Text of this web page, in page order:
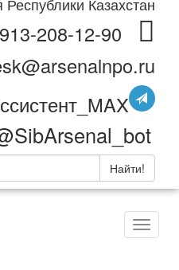
208-12-90
Найти!